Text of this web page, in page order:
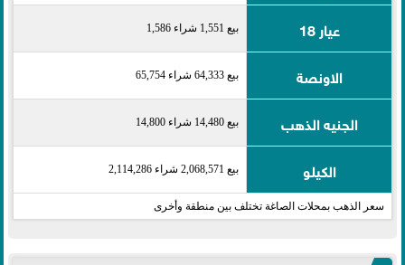
عيار 18 بيع 1,551 شراء 1,586
الاونصة بيع 64,333 شراء 65,754
الجنيه الذهب بيع 14,480 شراء 14,800
الكيلو بيع 2,068,571 شراء 2,114,286
سعر الذهب بمحلات الصاغة تختلف بين منطقة وأخرى